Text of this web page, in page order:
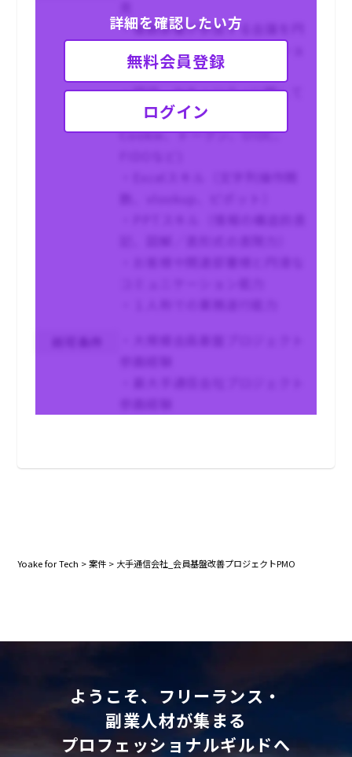
・複数部署が参加する会議を円
滑に進行するファシリテーショ
ン能力。
・認証、セキュリティに関して
の基本知識(セッション、
Cookie、トークン、OIDC、
詳細を確認したい方
無料会員登録
ログイン
Yoake for Tech >案件 > 大手通信会社_会員基盤改善プロジェクトPMO
ようこそ、フリーランス・
副業人材が集まる
プロフェッショナルギルドへ